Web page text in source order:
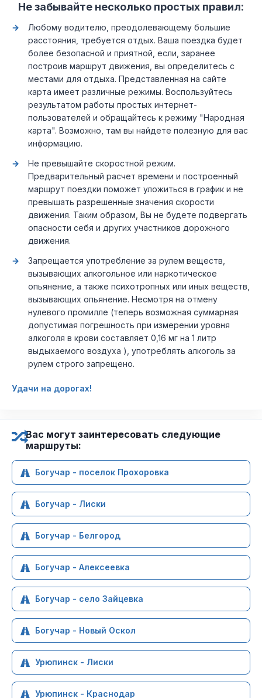
Не забывайте несколько простых правил:
Любому водителю, преодолевающему большие
расстояния, требуется отдых. Ваша поездка будет
более безопасной и приятной, если, заранее
построив маршрут движения, вы определитесь с
местами для отдыха. Представленная на сайте
карта имеет различные режимы. Воспользуйтесь
результатом работы простых интернет-
пользователей и обращайтесь к режиму "Народная
карта". Возможно, там вы найдете полезную для вас
информацию.
Не превышайте скоростной режим.
Предварительный расчет времени и построенный
маршрут поездки поможет уложиться в график и не
превышать разрешенные значения скорости
движения. Таким образом, Вы не будете подвергать
опасности себя и других участников дорожного
движения.
Запрещается употребление за рулем веществ,
вызывающих алкогольное или наркотическое
опьянение, а также психотропных или иных веществ,
вызывающих опьянение. Несмотря на отмену
нулевого промилле (теперь возможная суммарная
допустимая погрешность при измерении уровня
алкоголя в крови составляет 0,16 мг на 1 литр
выдыхаемого воздуха ), употреблять алкоголь за
рулем строго запрещено.
Удачи на дорогах!
Вас могут заинтересовать следующие
маршруты:
Богучар - поселок Прохоровка
Богучар - Лиски
Богучар - Белгород
Богучар - Алексеевка
Богучар - село Зайцевка
Богучар - Новый Оскол
Урюпинск - Лиски
Урюпинск - Краснодар